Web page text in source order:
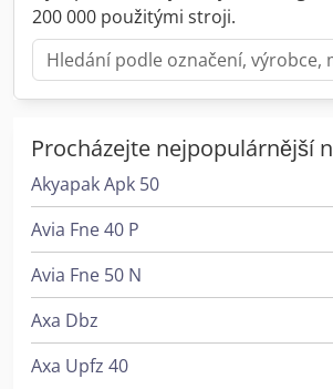
200 000 použitými stroji.
Procházejte nejpopulárnější
Akyapak Apk 50
Avia Fne 40 P
Avia Fne 50 N
Axa Dbz
Axa Upfz 40